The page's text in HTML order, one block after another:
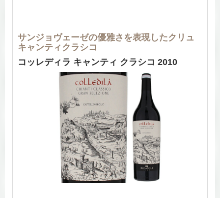
サンジョヴェーゼの優雅さを表現したクリュ
キャンティクラシコ
コッレディラ キャンティ クラシコ 2010